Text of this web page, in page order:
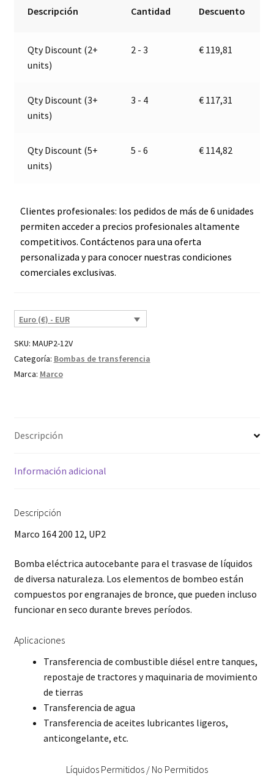
12V
200
Descripción Cantidad Descuento
Qty Discount (2+
units)
2 - 3 € 119,81
Qty Discount (3+
units)
3 - 4 € 117,31
Qty Discount (5+
units)
5 - 6 € 114,82
Clientes profesionales: los pedidos de más de 6 unidades
permiten acceder a precios profesionales altamente
competitivos. Contáctenos para una oferta
personalizada y para conocer nuestras condiciones
comerciales exclusivas.
Euro (€) - EUR
SKU: MAUP2-12V
Categoría: Bombas de transferencia
Marca: Marco
Descripción
Información adicional
Descripción
Marco 164 200 12, UP2
Bomba eléctrica autocebante para el trasvase de líquidos
de diversa naturaleza. Los elementos de bombeo están
compuestos por engranajes de bronce, que pueden incluso
funcionar en seco durante breves períodos.
Aplicaciones
Transferencia de combustible diésel entre tanques,
repostaje de tractores y maquinaria de movimiento
de tierras
Transferencia de agua
Transferencia de aceites lubricantes ligeros,
anticongelante, etc.
Líquidos Permitidos / No Permitidos